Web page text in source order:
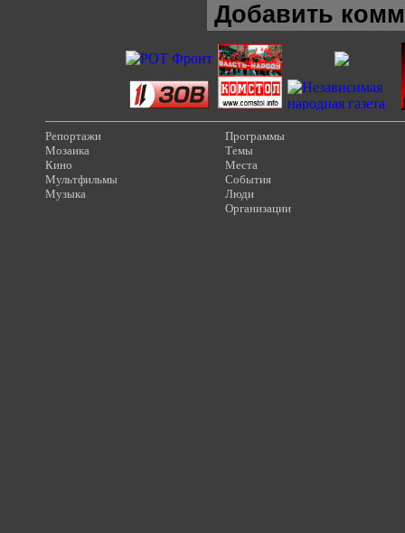
Добавить
Репортажи
Мозаика
Кино
Мультфильмы
Музыка
Программы
Темы
Места
События
Люди
Организации